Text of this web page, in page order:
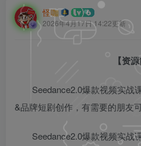
怪咖
2026年4月17日 14:22更新
【资
Seedance2.0爆款视频实战
&品牌短剧创作，有需要的朋友
Seedance2.0爆款视频实战